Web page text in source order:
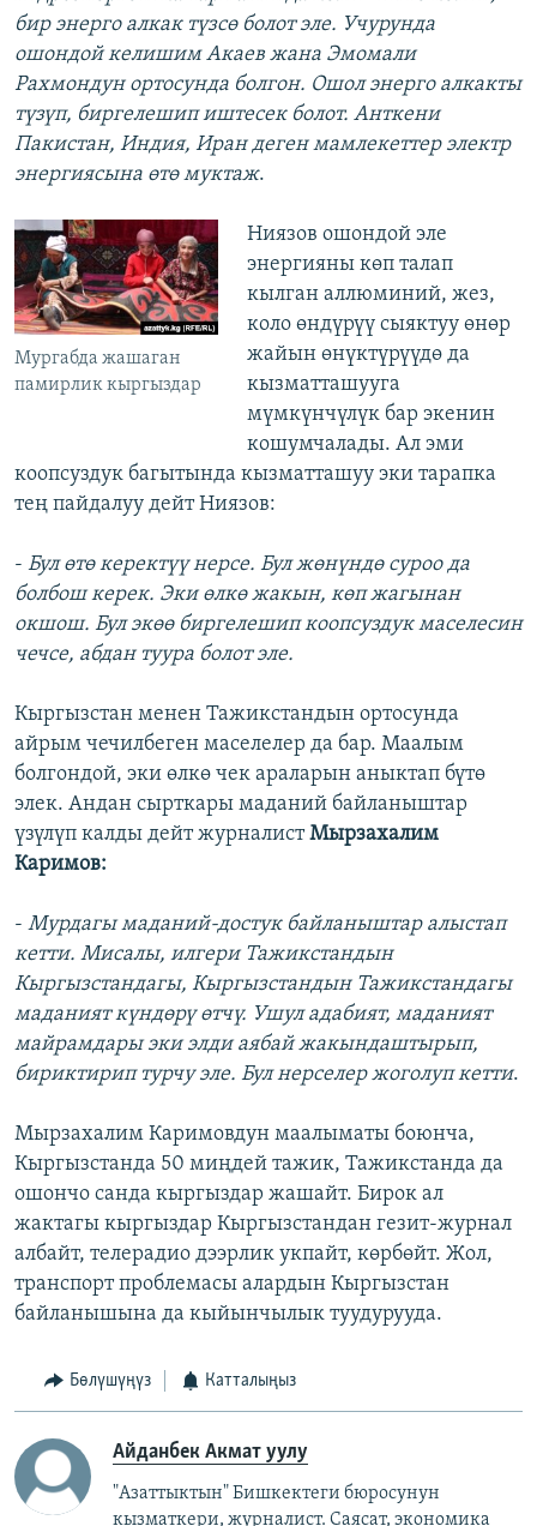
бир энерго алкак түзсө болот эле. Учурунда
ошондой келишим Акаев жана Эмомали
Рахмондун ортосунда болгон. Ошол энерго алкакты
түзүп, биргелешип иштесек болот. Анткени
Пакистан, Индия, Иран деген мамлекеттер электр
энергиясына өтө муктаж.
Мургабда жашаган
памирлик кыргыздар
Ниязов ошондой эле
энергияны көп талап
кылган аллюминий, жез,
коло өндүрүү сыяктуу өнөр
жайын өнүктүрүүдө да
кызматташууга
мүмкүнчүлүк бар экенин
кошумчалады. Ал эми
коопсуздук багытында кызматташуу эки тарапка
тең пайдалуу дейт Ниязов:
- Бул өтө керектүү нерсе. Бул жөнүндө суроо да
болбош керек. Эки өлкө жакын, көп жагынан
окшош. Бул экөө биргелешип коопсуздук маселесин
чечсе, абдан туура болот эле.
Кыргызстан менен Тажикстандын ортосунда
айрым чечилбеген маселелер да бар. Маалым
болгондой, эки өлкө чек араларын аныктап бүтө
элек. Андан сырткары маданий байланыштар
үзүлүп калды дейт журналистМырзахалим
Каримов:
- Мурдагы маданий-достук байланыштар алыстап
кетти. Мисалы, илгери Тажикстандын
Кыргызстандагы, Кыргызстандын Тажикстандагы
маданият күндөрү өтчү. Ушул адабият, маданият
майрамдары эки элди аябай жакындаштырып,
бириктирип турчу эле. Бул нерселер жоголуп кетти.
Мырзахалим Каримовдун маалыматы боюнча,
Кыргызстанда 50 миңдей тажик, Тажикстанда да
ошончо санда кыргыздар жашайт. Бирок ал
жактагы кыргыздар Кыргызстандан гезит-журнал
албайт, телерадио дээрлик укпайт, көрбөйт. Жол,
транспорт проблемасы алардын Кыргызстан
байланышына да кыйынчылык туудурууда.
Бөлүшүңүз Катталыңыз
Айданбек Акмат уулу
"Азаттыктын" Бишкектеги бюросунун
кызматкери, журналист. Саясат, экономика